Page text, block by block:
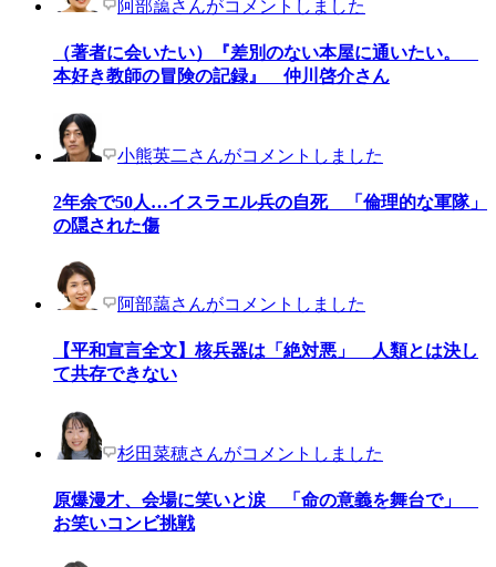
阿部藹さんがコメントしました
（著者に会いたい）『差別のない本屋に通いたい。
本好き教師の冒険の記録』 仲川啓介さん
小熊英二さんがコメントしました
2年余で50人…イスラエル兵の自死 「倫理的な軍隊」
の隠された傷
阿部藹さんがコメントしました
【平和宣言全文】核兵器は「絶対悪」 人類とは決し
て共存できない
杉田菜穂さんがコメントしました
原爆漫才、会場に笑いと涙 「命の意義を舞台で」
お笑いコンビ挑戦